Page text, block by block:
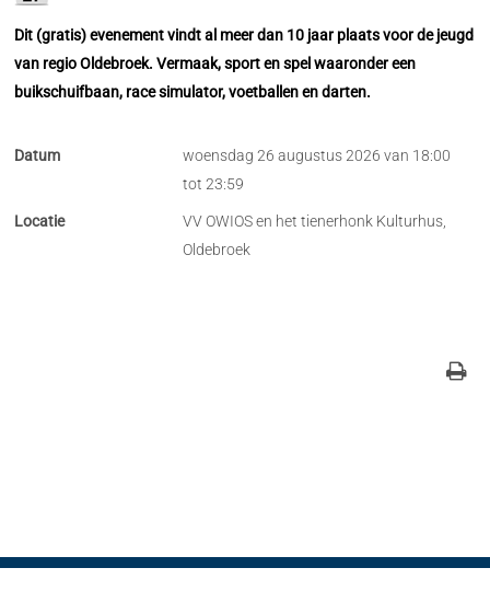
Dit (gratis) evenement vindt al meer dan 10 jaar plaats voor de jeugd
van regio Oldebroek. Vermaak, sport en spel waaronder een
buikschuifbaan, race simulator, voetballen en darten.
Datum
woensdag 26 augustus 2026 van 18:00
tot 23:59
Locatie
VV OWIOS en het tienerhonk Kulturhus,
Oldebroek